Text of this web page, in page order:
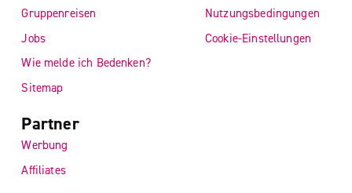
Gruppenreisen
Jobs
Wie melde ich Bedenken?
Sitemap
Nutzungsbedingungen
Cookie-Einstellungen
Partner
Werbung
Affiliates